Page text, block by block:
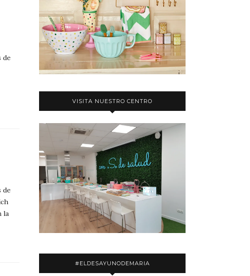
de
de
la
VISITA NUESTRO CENTRO
#ELDESAYUNODEMARIA